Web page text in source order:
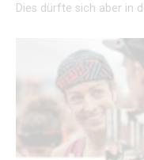
Dies dürfte sich aber in